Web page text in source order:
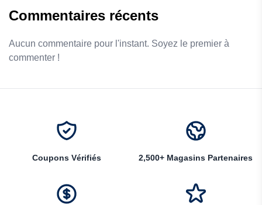
Commentaires récents
Aucun commentaire pour l'instant. Soyez le premier à
commenter !
Coupons Vérifiés 2,500+ Magasins Partenaires